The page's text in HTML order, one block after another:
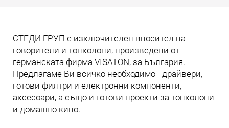
СТЕДИ ГРУП е изключителен вносител на
говорители и тонколони, произведени от
германската фирма VISATON, за България.
Предлагаме Ви всичко необходимо - драйвери,
готови филтри и електронни компоненти,
аксесоари, а също и готови проекти за тонколони
и домашно кино.